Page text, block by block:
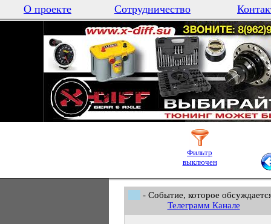
О проекте Сотрудничество
Фильтр
выключен
- Событие, которое
Телеграмм Канале